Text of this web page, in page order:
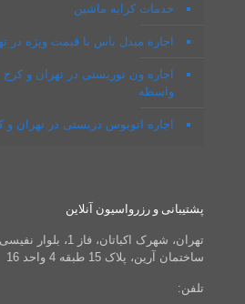
خدمات کرایه ماشین
اجاره میدل‌ باس با قیمت ویژه در
اجاره ون توریستی در تهران و کرج
واسطه
اجاره اتوبوس دربستی در تهران و
پشتیبانی و رزرواسیون آنلاین
تهران، شهرک اکباتان،
ساختمان آرین، پلاک 15 طبقه 4 واحد 16
تلفن: